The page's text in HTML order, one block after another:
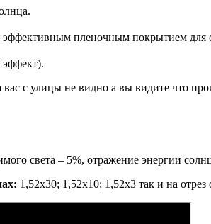
пленочным покрытием для
с улицы не видно а вы видите что
света – 5%, отражение энергии
1,52х30; 1,52х10; 1,52x3 так и на отрез